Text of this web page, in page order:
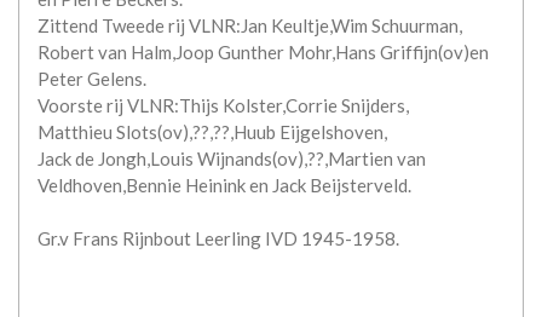
Zittend Tweede rij VLNR:Jan Keultje,Wim Schuurman,
Robert van Halm,Joop Gunther Mohr,Hans Griffijn(ov)en
Peter Gelens.
Voorste rij VLNR:Thijs Kolster,Corrie Snijders,
Matthieu Slots(ov),??,??,Huub Eijgelshoven,
Jack de Jongh,Louis Wijnands(ov),??,Martien van
Veldhoven,Bennie Heinink en Jack Beijsterveld.
Gr.v Frans Rijnbout Leerling IVD 1945-1958.